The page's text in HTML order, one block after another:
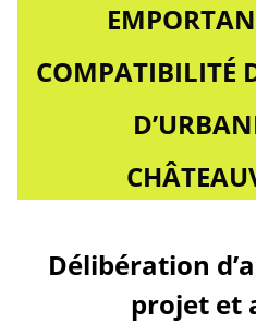
COMPATIBILITÉ
Délibération
projet et